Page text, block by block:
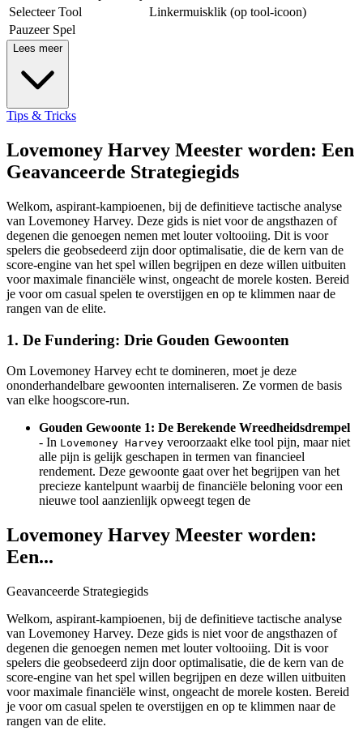
Selecteer Tool
Linkermuisklik (op tool-icoon)
Pauzeer Spel
Lees meer
Tips & Tricks
Lovemoney Harvey Meester worden: Een
Geavanceerde Strategiegids
Welkom, aspirant-kampioenen, bij de definitieve tactische analyse
van Lovemoney Harvey. Deze gids is niet voor de angsthazen of
degenen die genoegen nemen met louter voltooiing. Dit is voor
spelers die geobsedeerd zijn door optimalisatie, die de kern van de
score-engine van het spel willen begrijpen en deze willen uitbuiten
voor maximale financiële winst, ongeacht de morele kosten. Bereid
je voor om casual spelen te overstijgen en op te klimmen naar de
rangen van de elite.
1. De Fundering: Drie Gouden Gewoonten
Om Lovemoney Harvey echt te domineren, moet je deze
ononderhandelbare gewoonten internaliseren. Ze vormen de basis
van elke hoogscore-run.
Gouden Gewoonte 1: De Berekende Wreedheidsdrempel
- In Lovemoney Harvey veroorzaakt elke tool pijn, maar niet
alle pijn is gelijk geschapen in termen van financieel
rendement. Deze gewoonte gaat over het begrijpen van het
precieze kantelpunt waarbij de financiële beloning voor een
nieuwe tool aanzienlijk opweegt tegen de
Lovemoney Harvey Meester worden:
Een...
Geavanceerde Strategiegids
Welkom, aspirant-kampioenen, bij de definitieve tactische analyse
van Lovemoney Harvey. Deze gids is niet voor de angsthazen of
degenen die genoegen nemen met louter voltooiing. Dit is voor
spelers die geobsedeerd zijn door optimalisatie, die de kern van de
score-engine van het spel willen begrijpen en deze willen uitbuiten
voor maximale financiële winst, ongeacht de morele kosten. Bereid
je voor om casual spelen te overstijgen en op te klimmen naar de
rangen van de elite.